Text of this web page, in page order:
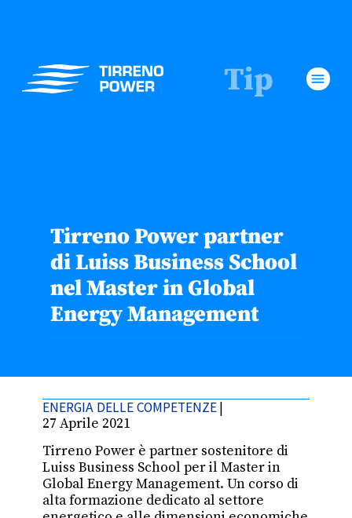
Tip menu
Tirreno Power partner
di Luiss Business School
nel Master in Global
Energy Management
ENERGIA DELLE COMPETENZE|
27 Aprile 2021
Tirreno Power è partner sostenitore di
Luiss Business School per il Master in
Global Energy Management. Un corso di
alta formazione dedicato al settore